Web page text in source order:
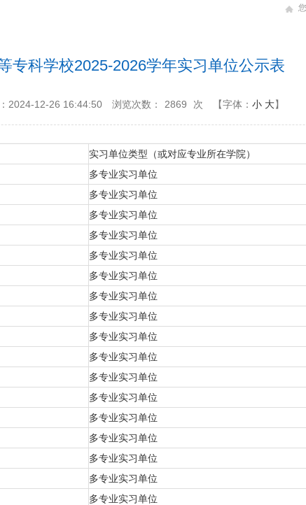
专科学校2025-2026学年实习单位公示表
2024-12-26 16:44:50 浏览次数： 2869 次 【字体： 小 大】
实习单位类型（或对应专业所在学院）
多专业实习单位
多专业实习单位
多专业实习单位
多专业实习单位
多专业实习单位
多专业实习单位
多专业实习单位
多专业实习单位
多专业实习单位
多专业实习单位
多专业实习单位
多专业实习单位
多专业实习单位
多专业实习单位
多专业实习单位
多专业实习单位
多专业实习单位